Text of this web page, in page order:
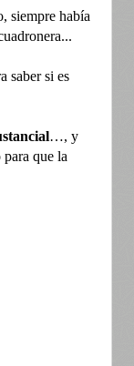
siempre había
saber si es
…, y
que la